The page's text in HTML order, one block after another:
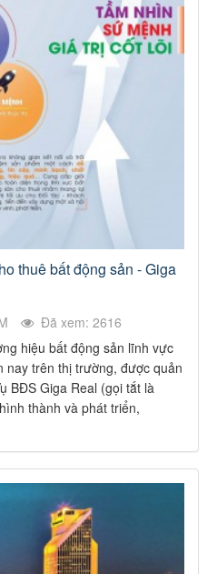
thuê bất động sản - Giga
Đã xem: 2616
hiệu bất động sản lĩnh vực
nay trên thị trường, được quản
BĐS Giga Real (gọi tắt là
thành và phát triển,